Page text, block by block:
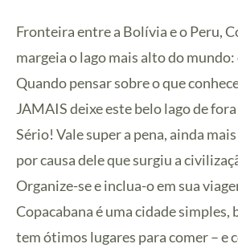
Fronteira entre a Bolívia e o Peru,
margeia o lago mais alto do mundo:
Quando pensar sobre o que
JAMAIS deixe este belo lago de
Sério! Vale super a pena, ainda
por causa dele que surgiu a
Organize-se e inclua-o em sua
Copacabana é uma cidade simples,
tem ótimos lugares para comer – e